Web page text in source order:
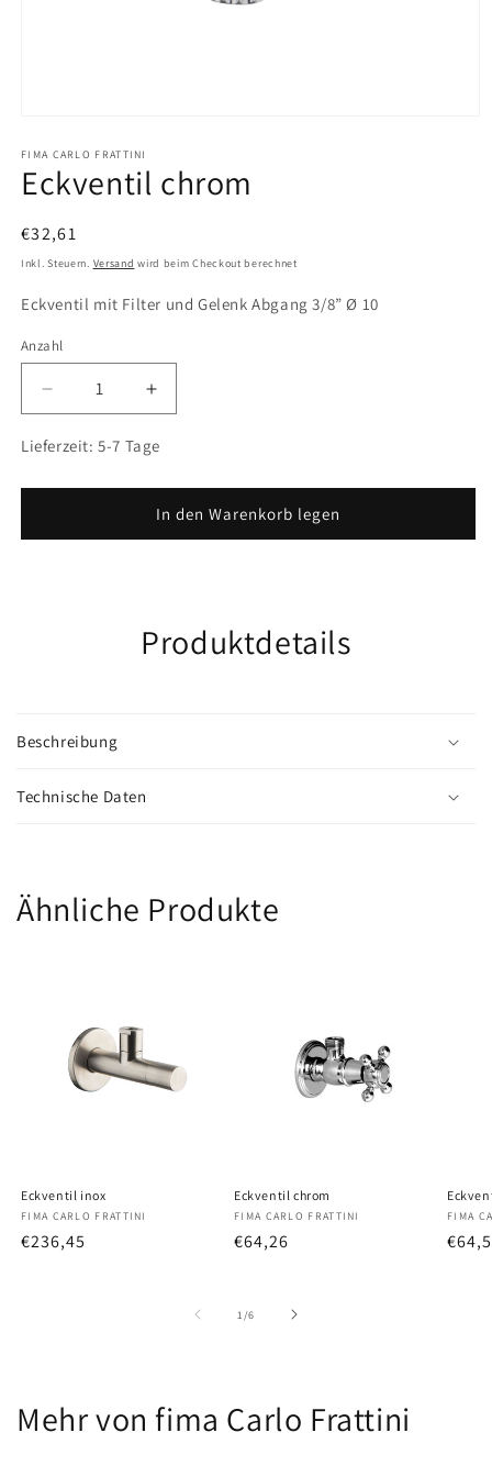
in
Modal
öffnen
FIMA CARLO FRATTINI
Eckventil chrom
Normaler
Preis
€32,61
Inkl. Steuern. Versand wird beim Checkout berechnet
Eckventil mit Filter und Gelenk Abgang 3/8” Ø 10
Anzahl
Anzahl
Verringere
die
Menge
Eckventil
Erhöhe
die
Menge
Eckventil
chrom
Lieferzeit:5-7 Tage
In den Warenkorb legen
Produktdetails
Beschreibung
Technische Daten
Ähnliche Produkte
Eckventil inox
Anbieter:
FIMA CARLO FRATTINI
Normaler
€236,45
Eckventil chrom
Anbieter:
FIMA CARLO FRATTINI
Normaler
€64,26
FIMA
1 /von
6
Mehr von fima Carlo Frattini